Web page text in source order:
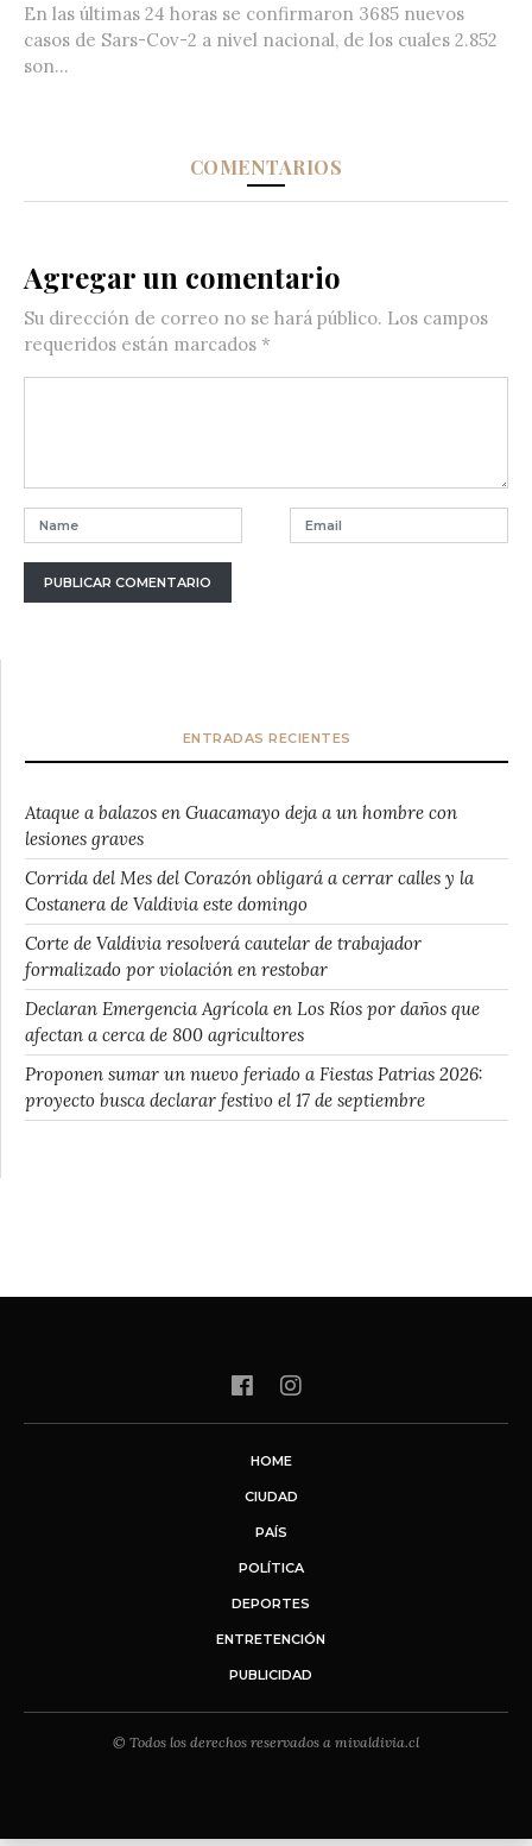
En las últimas 24 horas se confirmaron 3685 nuevos
casos de Sars-Cov-2 a nivel nacional, de los cuales 2.852
son...
COMENTARIOS
Agregar un comentario
Su dirección de correo no se hará público. Los campos
requeridos están marcados *
ENTRADAS RECIENTES
Ataque a balazos en Guacamayo deja a un hombre con
lesiones graves
Corrida del Mes del Corazón obligará a cerrar calles y la
Costanera de Valdivia este domingo
Corte de Valdivia resolverá cautelar de trabajador
formalizado por violación en restobar
Declaran Emergencia Agrícola en Los Ríos por daños que
afectan a cerca de 800 agricultores
Proponen sumar un nuevo feriado a Fiestas Patrias 2026:
proyecto busca declarar festivo el 17 de septiembre
HOME
CIUDAD
PAÍS
POLÍTICA
DEPORTES
ENTRETENCIÓN
PUBLICIDAD
© Todos los derechos reservados a mivaldivia.cl